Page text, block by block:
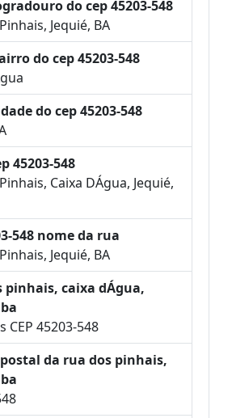
do cep 45203-548
Jequié, BA
do cep 45203-548
do cep 45203-548
45203-548
Caixa DÁgua, Jequié,
548 nome da rua
Jequié, BA
pinhais, caixa dÁgua,
CEP 45203-548
da rua dos pinhais,